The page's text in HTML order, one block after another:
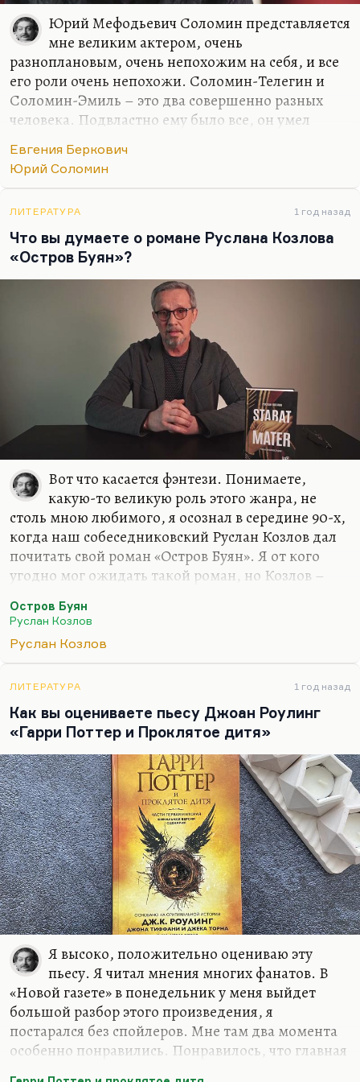
Юрий Мефодьевич Соломин представляется
мне великим актером, очень
разноплановым, очень непохожим на себя, и все
его роли очень непохожи. Соломин-Телегин и
Соломин-Эмиль – это два совершенно разных
человека. Подвластно ему было все, он умел
знаменитом «Адьютанте его
превосходительства»), он действительно был
Кстати говоря, когда он играл царя Федора
Иоанновича одновременно со Смоктуновским, я
видел этот спектакль. И он производил
впечатление очень сильное. Есть запись этого
спектакля. И, по-моему, он играет там
замечательно. Я просто его голосом помню:
же всего под ложку берегитесь бить друг…
Евгения Беркович
Юрий Соломин
ЛИТЕРАТУРА 1 год назад
Что вы думаете о романе Руслана Козлова
«Остров Буян»?
Вот что касается фэнтези. Понимаете,
какую-то великую роль этого жанра, не
столь мною любимого, я осознал в середине 90-х,
когда наш собеседниковский Руслан Козлов дал
почитать свой роман «Остров Буян». Я от кого
угодно мог ожидать такой роман, но Козлов –
редактировал «Смену» ленинградскую, он автор
первой публикации о «Митьках», он и открыл их
как течение. Он был автором первого ответа
принципами». Когда все замерли, думая, что это
произошел поворот в правительстве, а вот Козлов
взял и написал очень резкую и язвительную
статью «Не могу молчать».
Я знал его как очень сильного публициста. Он
замечательно писал,…
Остров Буян
Руслан Козлов
Руслан Козлов
ЛИТЕРАТУРА 1 год назад
Как вы оцениваете пьесу Джоан Роулинг
«Гарри Поттер и Проклятое дитя»
Я высоко, положительно оцениваю эту
пьесу. Я читал мнения многих фанатов. В
«Новой газете» в понедельник у меня выйдет
большой разбор этого произведения, я
постарался без спойлеров. Мне там два момента
особенно понравились. Понравилось, что главная